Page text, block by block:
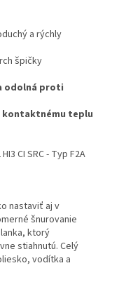
a rýchly
špičky
odolná proti
kontaktnému teplu
CI SRC - Typ F2A
nastaviť aj v
šnurovanie
ktorý
stiahnutú. Celý
vodítka a